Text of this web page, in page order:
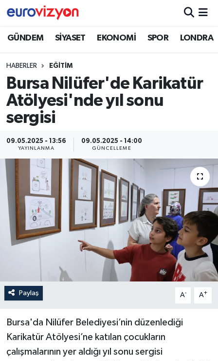
GÜNDEM SİYASET EKONOMİ SPOR LONDRA
HABERLER EĞITIM
Bursa Nilüfer'de Karikatür
Atölyesi'nde yıl sonu
sergisi
09.05.2025 - 13:56
YAYINLANMA
09.05.2025 - 14:00
GÜNCELLEME
Paylaş A- A+
Bursa'da Nilüfer Belediyesi’nin düzenlediği
Karikatür Atölyesi’ne katılan çocukların
çalışmalarının yer aldığı yıl sonu sergisi